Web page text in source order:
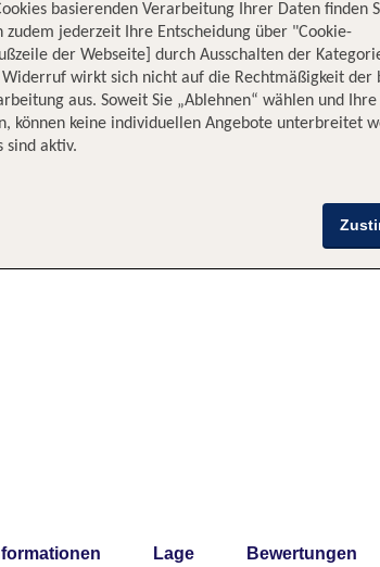
Lage Bewertungen
basierenden Verarbeitung Ihrer Daten finden
zudem jederzeit Ihre Entscheidung über "Cookie-
der Webseite] durch Ausschalten der
wirkt sich nicht auf die Rechtmäßigkeit der
aus. Soweit Sie „Ablehnen“ wählen und Ihre
können keine individuellen Angebote unterbreitet
sind aktiv.